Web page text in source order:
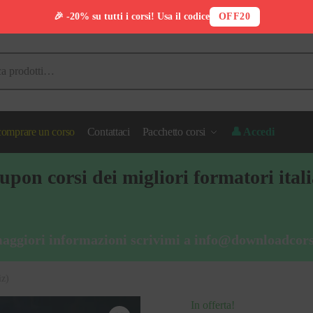
un corso Contattaci Pacchetto corsi 👤 Accedi
corsi dei migliori formatori
informazioni scrivimi a
In offerta!
🎉 -20% su tutti i corsi! Usa il codice OFF20